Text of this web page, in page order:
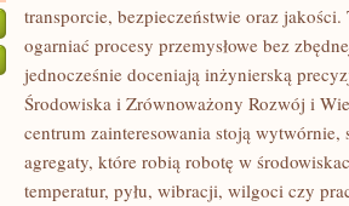
transporcie, bezpieczeństwie oraz
ogarniać procesy przemysłowe bez
jednocześnie doceniają inżynierską
Środowiska i Zrównoważony Rozwój i
centrum zainteresowania stoją wytwórnie,
agregaty, które robią robotę w
temperatur, pyłu, wibracji, wilgoci czy